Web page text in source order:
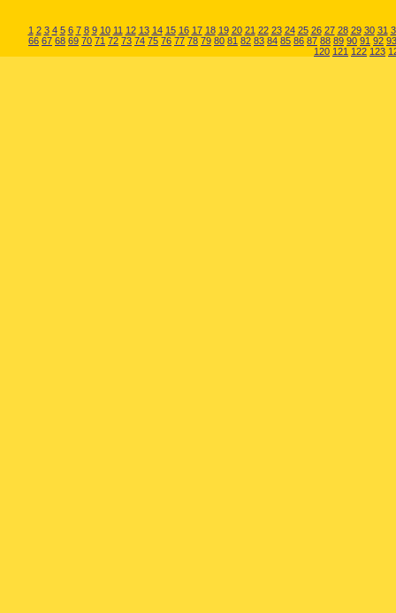
1 2 3 4 5 6 7 8 9 10 11 12 13 14 15 16 17 18 19 20 21 22 23 24 25 26 27 28 29 30 31
66 67 68 69 70 71 72 73 74 75 76 77 78 79 80 81 82 83 84 85 86 87 88 89 90 91 92 93
120 121 122 123